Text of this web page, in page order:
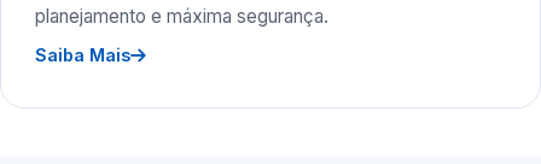
planejamento e máxima segurança.
Saiba Mais